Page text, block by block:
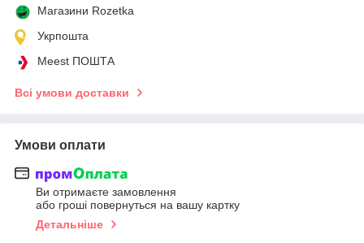
Магазини Rozetka
Укрпошта
Meest ПОШТА
Всі умови доставки
Умови оплати
Ви отримаєте замовлення
або гроші повернуться на вашу картку
Детальніше